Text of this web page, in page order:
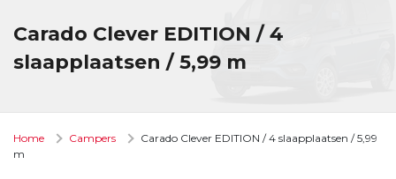
Carado Clever EDITION / 4
slaapplaatsen / 5,99 m
Home Campers
Carado Clever EDITION / 4 slaapplaatsen / 5,99
m